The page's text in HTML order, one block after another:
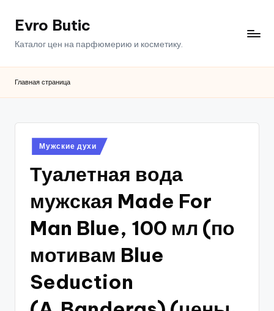
ПерейтиEvro Butic
Каталог цен на парфюмерию и косметику.
Главная страница
Опубликовано
в
Мужские духи
Туалетная вода
мужская Made For
Man Blue, 100 мл (по
мотивам Blue
Seduction